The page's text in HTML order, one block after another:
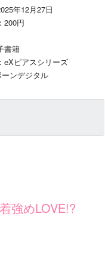
年12月27日
200円
書籍
eXピアスシリーズ
ンデジタル
強めLOVE!?